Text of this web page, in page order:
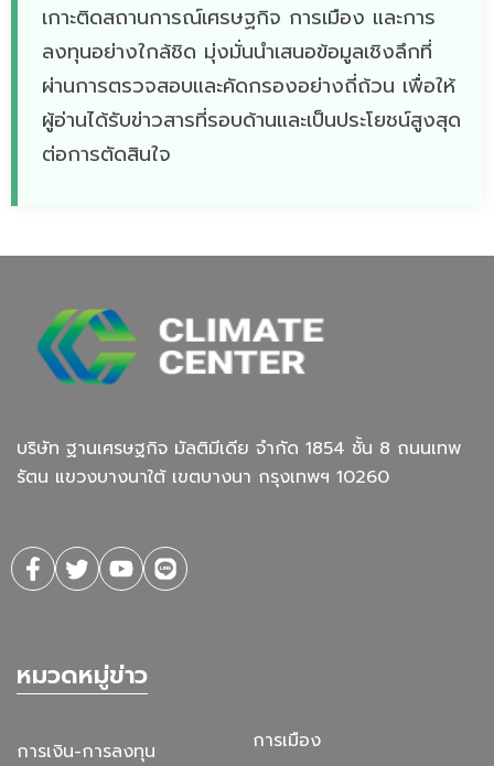
เกาะติดสถานการณ์เศรษฐกิจ การเมือง และการ
ลงทุนอย่างใกล้ชิด มุ่งมั่นนำเสนอข้อมูลเชิงลึกที่
ผ่านการตรวจสอบและคัดกรองอย่างถี่ถ้วน เพื่อให้
ผู้อ่านได้รับข่าวสารที่รอบด้านและเป็นประโยชน์สูงสุด
ต่อการตัดสินใจ
บริษัท ฐานเศรษฐกิจ มัลติมีเดีย จํากัด 1854 ชั้น 8 ถนนเทพ
รัตน แขวงบางนาใต้ เขตบางนา กรุงเทพฯ 10260
หมวดหมู่ข่าว
การเงิน-การลงทุน
การเมือง